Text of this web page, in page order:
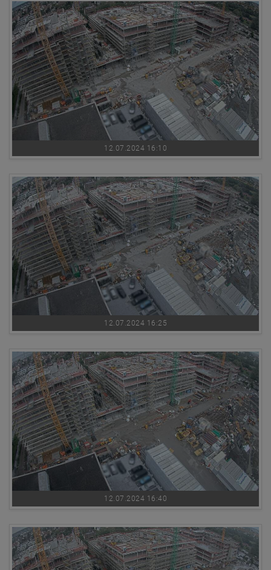
12.07.2024 16:10
12.07.2024 16:25
12.07.2024 16:40